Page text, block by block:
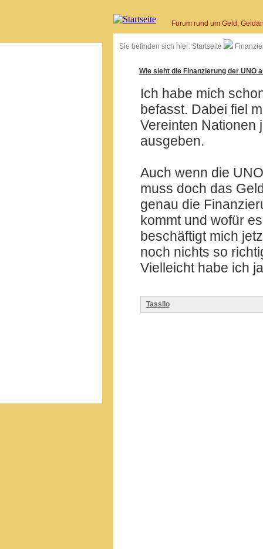
Forum rund um Geld,
Sie befinden sich hier: Startseite
Wie sieht die Finanzierung der UNO
Ich habe mich
befasst. Dabei fiel
Vereinten Nationen
ausgeben.
Auch wenn die
muss doch das
genau die
kommt und wofür
beschäftigt mich
noch nichts so
Vielleicht habe ich
Tassilo